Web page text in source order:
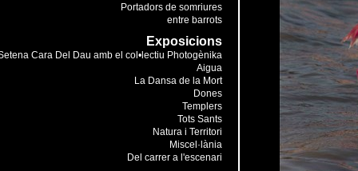
Portadors de somriures
entre barrots
Exposicions
Cara Del Dau amb el col•lectiu Photogènika
Aigua
La Dansa de la Mort
Dones
Templers
Tots Sants
Natura i Territori
Miscel·lània
Del carrer a l'escenari